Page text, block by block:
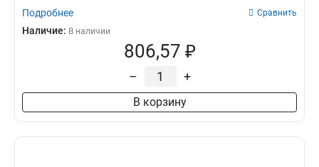
Подробнее Сравнить
Наличие: В наличии
806,57 ₽
– +
В корзину